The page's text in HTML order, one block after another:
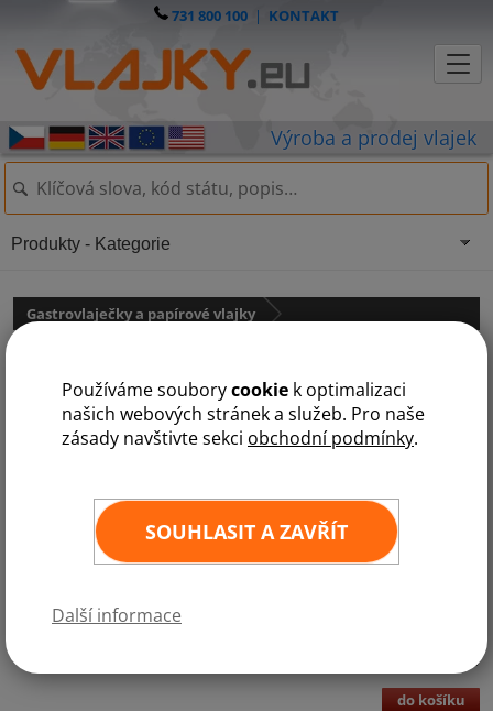
Používáme souborycookie k optimalizaci
našich webových stránek a služeb. Pro naše
zásady navštivte sekci obchodní podmínky.
SOUHLASIT A ZAVŘÍT
Další informace
731 800 100 | KONTAKT
Gastrovlaječky a papírové vlajky
2 cm - min 100 ks
(DPH 21%)
do košíku
Produkty - Kategorie